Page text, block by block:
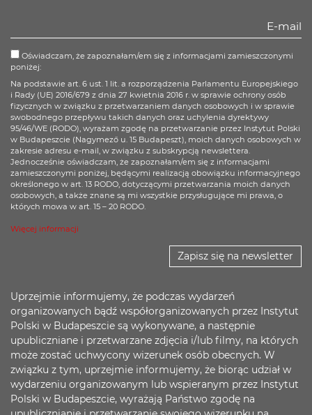
Oświadczam, że zapoznałam/em się z informacjami zamieszczonymi
poniżej:
Na podstawie art. 6 ust. 1 lit. a rozporządzenia Parlamentu Europejskiego
i Rady (UE) 2016/679 z dnia 27 kwietnia 2016 r. w sprawie ochrony osób
fizycznych w związku z przetwarzaniem danych osobowych i w sprawie
swobodnego przepływu takich danych oraz uchylenia dyrektywy
95/46/WE (RODO), wyrażam zgodę na przetwarzanie przez Instytut Polski
w Budapeszcie (Nagymező u. 15 Budapeszt), moich danych osobowych w
zakresie adresu e-mail, w związku z subskrypcją newslettera.
Jednocześnie oświadczam, że zapoznałam/em się z informacjami
zamieszczonymi poniżej, będącymi realizacją obowiązku informacyjnego
określonego w art. 13 RODO, dotyczącymi przetwarzania moich danych
osobowych, a także znane są mi wszystkie przysługujące mi prawa, o
których mowa w art. 15 – 20 RODO.
Więcej informacji
Zapisz się na newsletter
Uprzejmie informujemy, że podczas wydarzeń
organizowanych bądź współorganizowanych przez Instytut
Polski w Budapeszcie są wykonywane, a następnie
upubliczniane i przetwarzane zdjęcia i/lub filmy, na których
może zostać uchwycony wizerunek osób obecnych. W
związku z tym, uprzejmie informujemy, że biorąc udział w
wydarzeniu organizowanym lub wspieranym przez Instytut
Polski w Budapeszcie, wyrażają Państwo zgodę na